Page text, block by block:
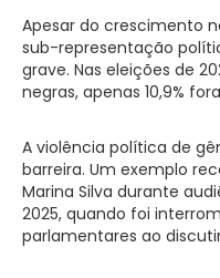
Apesar do crescimento
sub-representação
grave. Nas eleições de
negras, apenas 10,9%
A violência política de
barreira. Um exemplo
Marina Silva durante
2025, quando foi
parlamentares ao